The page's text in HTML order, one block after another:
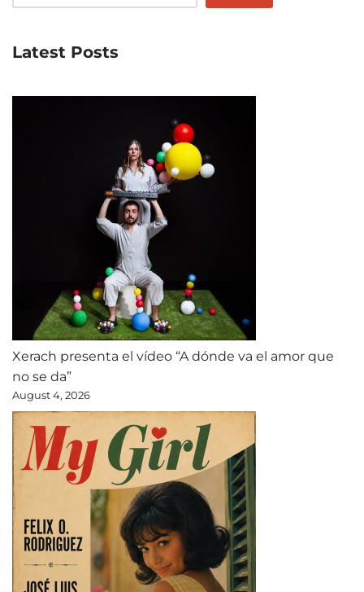
Latest Posts
Xerach presenta el vídeo “A dónde va el amor que
no se da”
August 4, 2026